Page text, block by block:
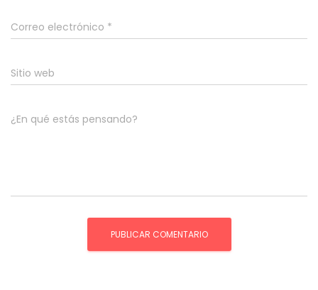
Correo electrónico *
Sitio web
¿En qué estás pensando?